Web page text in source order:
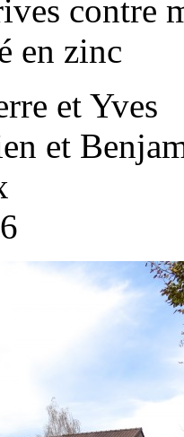
contre
en zinc
et Yves
et